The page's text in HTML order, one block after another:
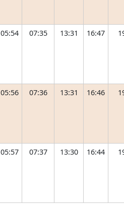
05:54 07:35 13:31 16:47
05:56 07:36 13:31 16:46
05:57 07:37 13:30 16:44